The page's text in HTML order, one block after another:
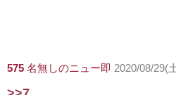
575 名無しのニュー即 2020/08/29(